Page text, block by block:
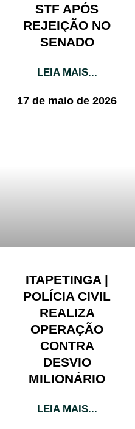
STF APÓS
REJEIÇÃO NO
SENADO
LEIA MAIS...
17 de maio de 2026
ITAPETINGA |
POLÍCIA CIVIL
REALIZA
OPERAÇÃO
CONTRA
DESVIO
MILIONÁRIO
LEIA MAIS...